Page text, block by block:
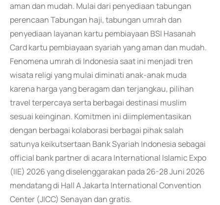
aman dan mudah. Mulai dari penyediaan tabungan
perencaan Tabungan haji, tabungan umrah dan
penyediaan layanan kartu pembiayaan BSI Hasanah
Card kartu pembiayaan syariah yang aman dan mudah.
Fenomena umrah di Indonesia saat ini menjadi tren
wisata religi yang mulai diminati anak-anak muda
karena harga yang beragam dan terjangkau, pilihan
travel terpercaya serta berbagai destinasi muslim
sesuai keinginan. Komitmen ini diimplementasikan
dengan berbagai kolaborasi berbagai pihak salah
satunya keikutsertaan Bank Syariah Indonesia sebagai
official bank partner di acara International Islamic Expo
(IIE) 2026 yang diselenggarakan pada 26-28 Juni 2026
mendatang di Hall A Jakarta International Convention
Center (JICC) Senayan dan gratis.